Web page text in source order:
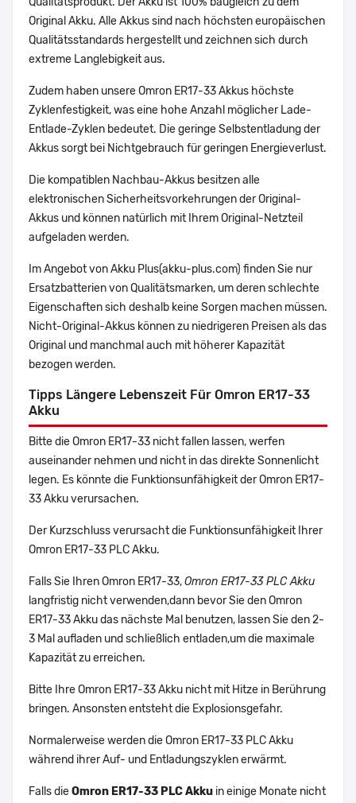
Original Akku. Alle Akkus sind nach höchsten europäischen
Qualitätsstandards hergestellt und zeichnen sich durch
extreme Langlebigkeit aus.
Zudem haben unsere Omron ER17-33 Akkus höchste
Zyklenfestigkeit, was eine hohe Anzahl möglicher Lade-
Entlade-Zyklen bedeutet. Die geringe Selbstentladung der
Akkus sorgt bei Nichtgebrauch für geringen Energieverlust.
Die kompatiblen Nachbau-Akkus besitzen alle
elektronischen Sicherheitsvorkehrungen der Original-
Akkus und können natürlich mit Ihrem Original-Netzteil
aufgeladen werden.
Im Angebot von Akku Plus(akku-plus.com) finden Sie nur
Ersatzbatterien von Qualitätsmarken, um deren schlechte
Eigenschaften sich deshalb keine Sorgen machen müssen.
Nicht-Original-Akkus können zu niedrigeren Preisen als das
Original und manchmal auch mit höherer Kapazität
bezogen werden.
Tipps Längere Lebenszeit Für Omron ER17-33
Akku
Bitte die Omron ER17-33 nicht fallen lassen, werfen
auseinander nehmen und nicht in das direkte Sonnenlicht
legen. Es könnte die Funktionsunfähigkeit der Omron ER17-
33 Akku verursachen.
Der Kurzschluss verursacht die Funktionsunfähigkeit Ihrer
Omron ER17-33 PLC Akku.
Falls Sie Ihren Omron ER17-33,Omron ER17-33 PLC Akku
langfristig nicht verwenden,dann bevor Sie den Omron
ER17-33 Akku das nächste Mal benutzen, lassen Sie den 2-
3 Mal aufladen und schließlich entladen,um die maximale
Kapazität zu erreichen.
Bitte Ihre Omron ER17-33 Akku nicht mit Hitze in Berührung
bringen. Ansonsten entsteht die Explosionsgefahr.
Normalerweise werden die Omron ER17-33 PLC Akku
während ihrer Auf- und Entladungszyklen erwärmt.
Falls dieOmron ER17-33 PLC Akku in einige Monate nicht